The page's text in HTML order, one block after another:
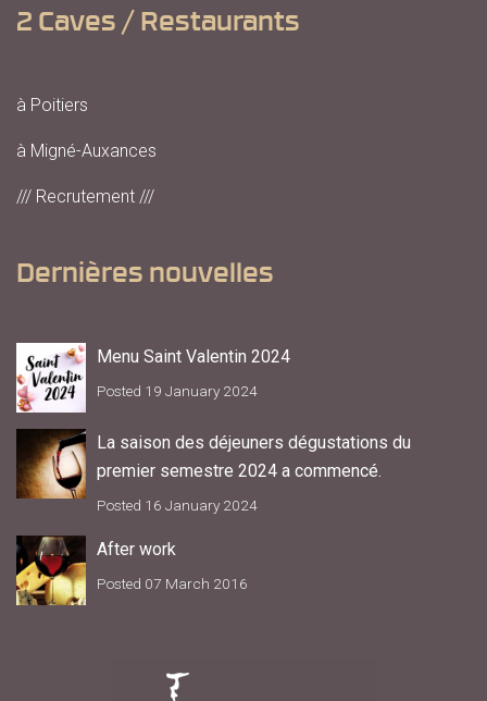
2 Caves / Restaurants
à Poitiers
à Migné-Auxances
/// Recrutement ///
Dernières nouvelles
Menu Saint Valentin 2024
Posted 19 January 2024
La saison des déjeuners dégustations du
premier semestre 2024 a commencé.
Posted 16 January 2024
After work
Posted 07 March 2016